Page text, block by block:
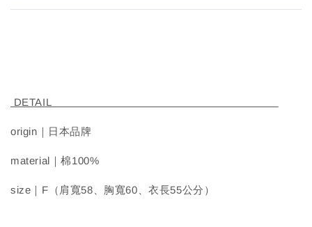
DETAIL
origin｜日本品牌
material｜棉100%
size｜F（肩寬58、胸寬60、衣長55公分）